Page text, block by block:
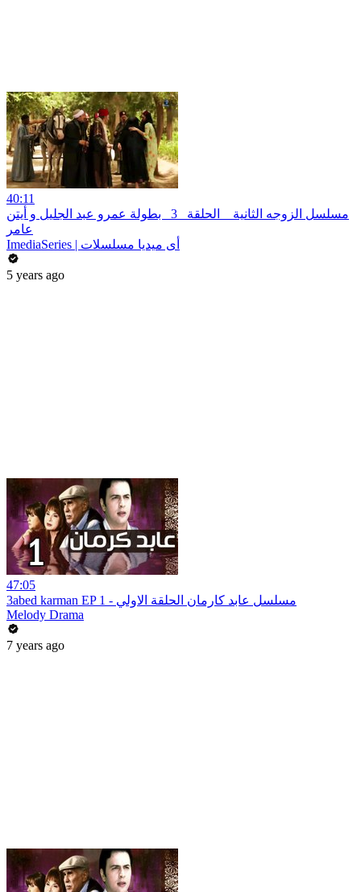
40:11
مسلسل الزوجه الثانية _ الحلقة _3_ بطولة عمرو عبد الجليل و أيتن
عامر
ImediaSeries | أى ميديا مسلسلات
5 years ago
47:05
3abed karman EP 1 - مسلسل عابد كارمان الحلقة الاولي
Melody Drama
7 years ago